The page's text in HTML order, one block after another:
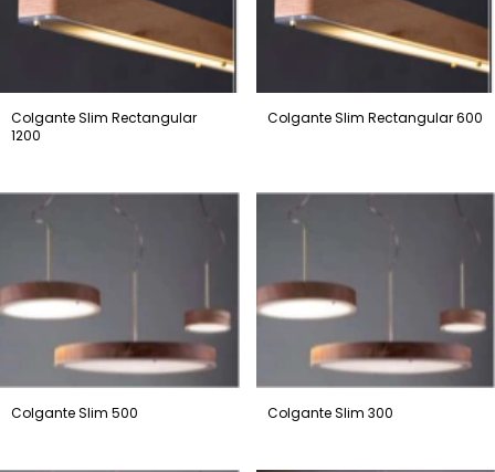
Colgante Slim Rectangular
1200
Colgante Slim Rectangular 600
Colgante Slim 500 Colgante Slim 300